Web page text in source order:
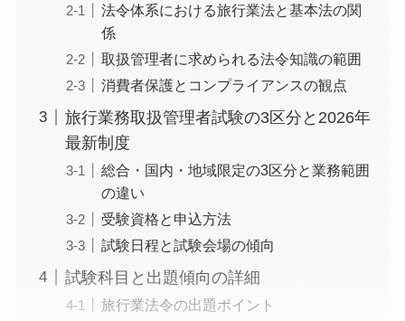
法令体系における旅行業法と基本法の関
係
取扱管理者に求められる法令知識の範囲
消費者保護とコンプライアンスの観点
旅行業務取扱管理者試験の3区分と2026年
最新制度
総合・国内・地域限定の3区分と業務範囲
の違い
受験資格と申込方法
試験日程と試験会場の傾向
試験科目と出題傾向の詳細
旅行業法令の出題ポイント